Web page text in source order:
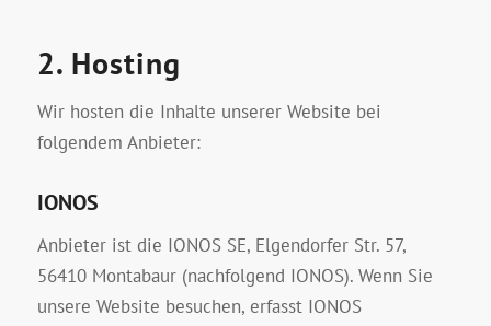
2. Hosting
Wir hosten die Inhalte unserer Website bei
folgendem Anbieter:
IONOS
Anbieter ist die IONOS SE, Elgendorfer Str. 57,
56410 Montabaur (nachfolgend IONOS). Wenn Sie
unsere Website besuchen, erfasst IONOS